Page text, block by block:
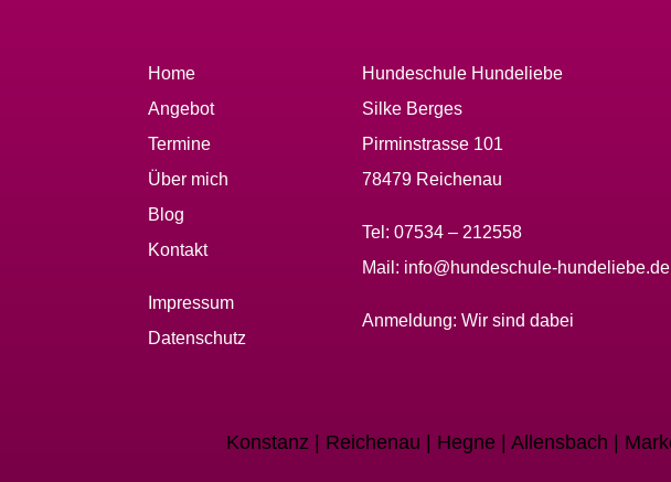
Home
Angebot
Termine
Über mich
Blog
Kontakt
Impressum
Datenschutz
Hundeschule Hundeliebe
Silke Berges
Pirminstrasse 101
78479 Reichenau
Tel: 07534 – 212558
Mail: info@hundeschule-hundeliebe.de
Anmeldung: Wir sind dabei
Konstanz | Reichenau | Hegne | Allensbach |